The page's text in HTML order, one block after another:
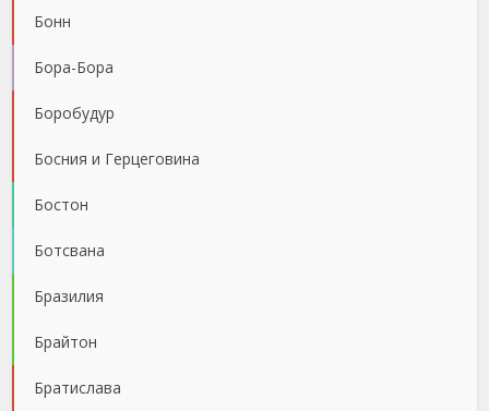
Бонн
Бора-Бора
Боробудур
Босния и Герцеговина
Бостон
Ботсвана
Бразилия
Брайтон
Братислава